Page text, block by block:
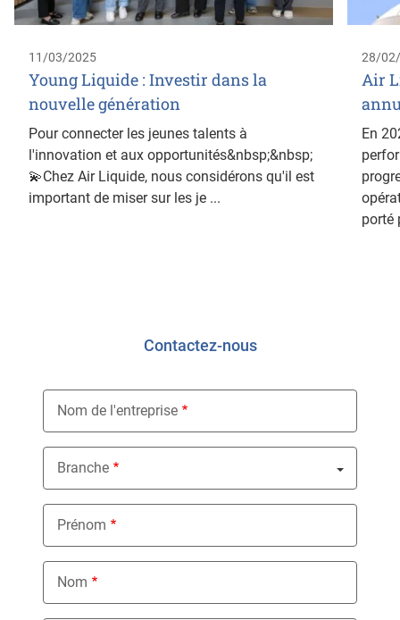
11/03/2025
Young Liquide : Investir dans la
nouvelle génération
Pour connecter les jeunes talents à
l'innovation et aux opportunités&nbsp;&nbsp;
💫Chez Air Liquide, nous considérons qu'il est
important de miser sur les je ...
28/
Air
En
porté
Contactez-nous
Nom de l'entreprise
Branche
Nothing selected
Prénom
Nom